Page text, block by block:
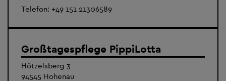
Telefon: +49 151 21306589
Großtagespflege PippiLotta
Hötzelsberg 3
94545 Hohenau